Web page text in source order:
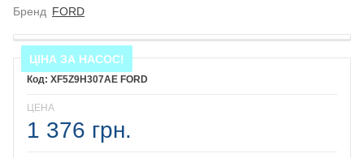
Бренд FORD
ЦІНА ЗА НАСОС!
XF5Z9H307AE FORD
ЦЕНА
1 376 грн.